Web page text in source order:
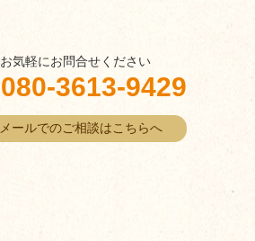
お気軽にお問合せください
080-3613-9429
メールでのご相談はこちらへ